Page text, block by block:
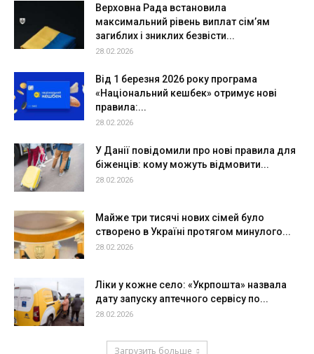
Верховна Рада встановила
максимальний рівень виплат сім’ям
загиблих і зниклих безвісти...
28.02.2026
Від 1 березня 2026 року програма
«Національний кешбек» отримує нові
правила:...
28.02.2026
У Данії повідомили про нові правила для
біженців: кому можуть відмовити...
28.02.2026
Майже три тисячі нових сімей було
створено в Україні протягом минулого...
28.02.2026
Ліки у кожне село: «Укрпошта» назвала
дату запуску аптечного сервісу по...
28.02.2026
Загрузить больше